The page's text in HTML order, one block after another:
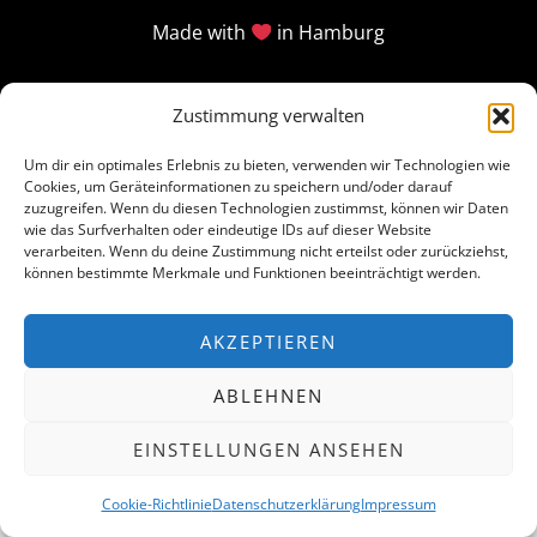
Zustimmung verwalten
Um dir ein optimales Erlebnis zu bieten, verwenden wir Technologien wie
Cookies, um Geräteinformationen zu speichern und/oder darauf
zuzugreifen. Wenn du diesen Technologien zustimmst, können wir Daten
wie das Surfverhalten oder eindeutige IDs auf dieser Website
verarbeiten. Wenn du deine Zustimmung nicht erteilst oder zurückziehst,
können bestimmte Merkmale und Funktionen beeinträchtigt werden.
AKZEPTIEREN
ABLEHNEN
EINSTELLUNGEN ANSEHEN
Cookie-RichtlinieDatenschutzerklärungImpressum
Made with in Hamburg